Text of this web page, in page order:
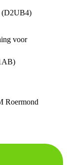
(D2UB4)
voor
Roermond